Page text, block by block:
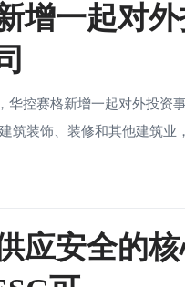
增一起对
华控赛格新增一起对外投资
筑装饰、装修和其他建筑业
应安全的